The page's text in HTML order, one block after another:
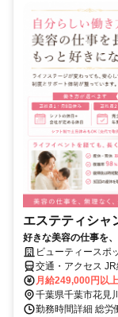
エステティシャ
好きな美容の仕事を
ビューティースポ
幕張店
交通・アクセス
月給249,000円以上
千葉県千葉市花見
勤務時間詳細 総労